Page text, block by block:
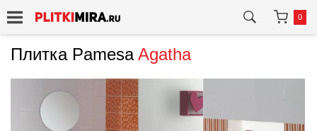
0
Плитка PamesaAgatha